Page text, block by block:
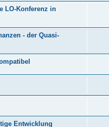
LO-Konferenz in
- der Quasi-
Entwicklung